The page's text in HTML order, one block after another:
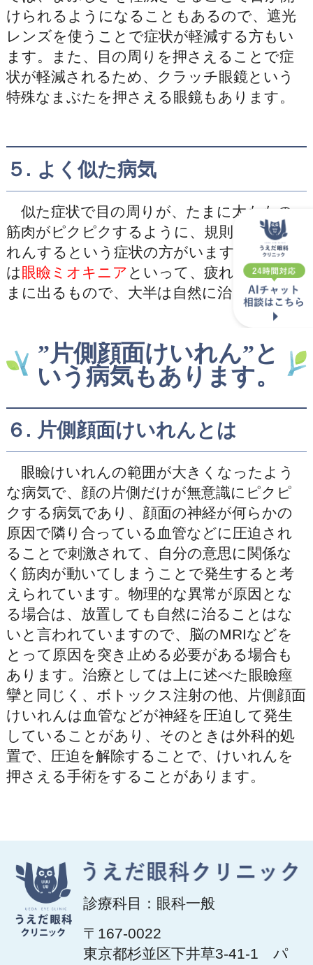
けられるようになることもあるので、遮光
レンズを使うことで症状が軽減する方もい
ます。また、目の周りを押さえることで症
状が軽減されるため、クラッチ眼鏡という
特殊なまぶたを押さえる眼鏡もあります。
５. よく似た病気
似た症状で目の周りが、たまに太ももの
筋肉がピクピクするように、規則的にけい
れんするという症状の方がいますが、これ
は 眼瞼ミオキニア といって、疲れなどでた
まに出るもので、大半は自然に治ります。
”片側顔面けいれん”と
いう病気もあります。
６. 片側顔面けいれんとは
眼瞼けいれんの範囲が大きくなったよう
な病気で、顔の片側だけが無意識にピクピ
クする病気であり、顔面の神経が何らかの
原因で隣り合っている血管などに圧迫され
ることで刺激されて、自分の意思に関係な
く筋肉が動いてしまうことで発生すると考
えられています。物理的な異常が原因とな
る場合は、放置しても自然に治ることはな
いと言われていますので、脳のMRIなどを
とって原因を突き止める必要がある場合も
あります。治療としては上に述べた眼瞼痙
攣と同じく、ボトックス注射の他、片側顔面
けいれんは血管などが神経を圧迫して発生
していることがあり、そのときは外科的処
置で、圧迫を解除することで、けいれんを
押さえる手術をすることがあります。
診療科目：眼科一般
〒167-0022
東京都杉並区下井草3-41-1 パ